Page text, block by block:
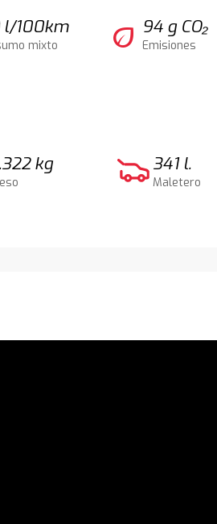
l/100km
mixto eco 94 g CO₂
Emisiones
kg 341 l.
Maletero